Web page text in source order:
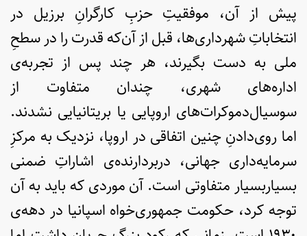
پیش از آن، موفقیتِ حزبِ کارگرانِ برزیل در
انتخاباتِ شهرداری‌ها، قبل از آن‌که قدرت را در سطحِ
ملی به دست بگیرند، هر چند پس از تجربه‌ی
اداره‌های شهری، چندان متفاوت از
سوسیال‌دموکرات‌های اروپایی یا بریتانیایی نشدند.
اما روی‌دادنِ چنین اتفاقی در اروپا، نزدیک به مرکزِ
سرمایه‌داری جهانی، دربردارنده‌ی اشاراتِ ضمنی
بسیاربسیار متفاوتی است. آن موردی که باید به آن
توجه کرد، حکومت جمهوری‌خواه اسپانیا در دهه‌ی